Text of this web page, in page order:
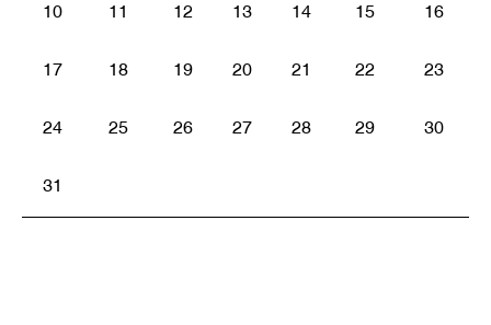
10 11 12 13 14 15 16
17 18 19 20 21 22 23
24 25 26 27 28 29 30
31